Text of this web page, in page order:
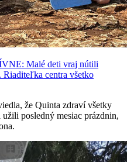
Malé deti vraj nútili
Riaditeľka centra všetko
že Quinta zdraví všetky
posledný mesiac prázdnin,